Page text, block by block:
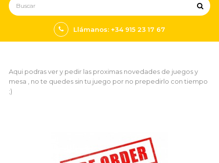
Llámanos: +34 915 23 17 67
Aqui podras ver y pedir las proximas novedades de juegos y
mesa , no te quedes sin tu juego por no prepedirlo con tiempo
;)